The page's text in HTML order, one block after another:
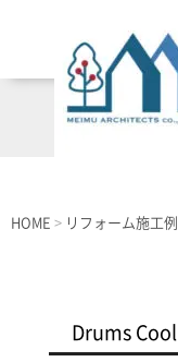
HOME > リフォーム施工例
Drums